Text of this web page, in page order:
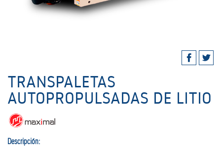
TRANSPALETAS
AUTOPROPULSADAS DE LITIO
Descripción: